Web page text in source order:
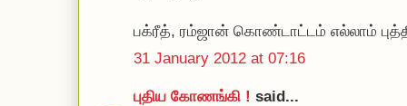
பக்ரீத், ரம்ஜான் கொண்டாட்டம் எல்லாம்
31 January 2012 at 07:16
புதிய கோணங்கி ! said...